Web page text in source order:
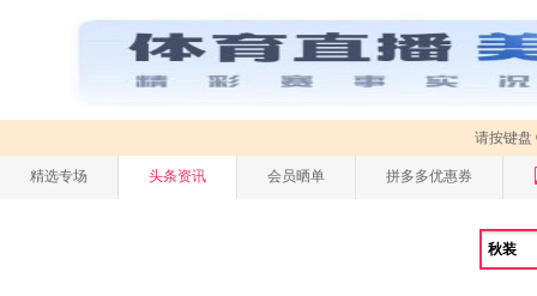
请按键盘
精选专场 头条资讯 会员晒单 拼多多优惠券